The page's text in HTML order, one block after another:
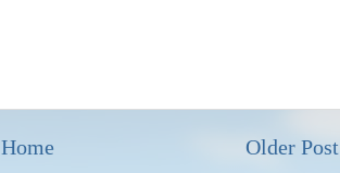
Older Post
Home